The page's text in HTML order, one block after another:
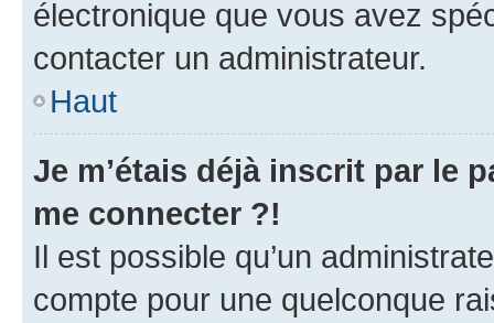
électronique que vous avez
contacter un administrateur.
Haut
Je m’étais déjà inscrit par le
me connecter ?!
Il est possible qu’un
compte pour une quelconque